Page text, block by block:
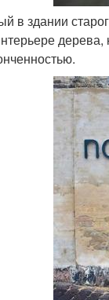
в здании